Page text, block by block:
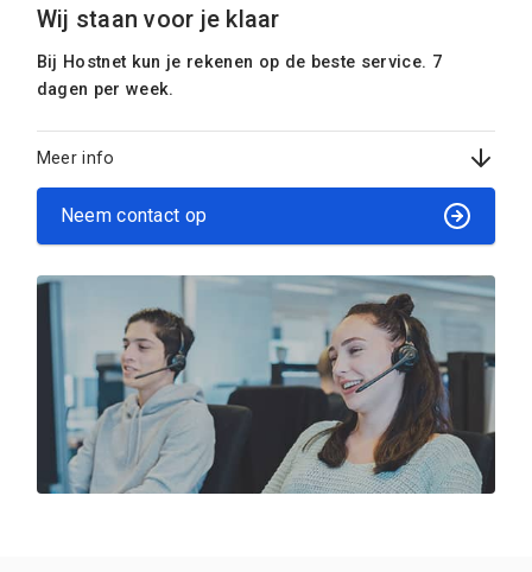
Wij staan voor je klaar
Bij Hostnet kun je rekenen op de beste service. 7
dagen per week.
Meer info
Neem contact op